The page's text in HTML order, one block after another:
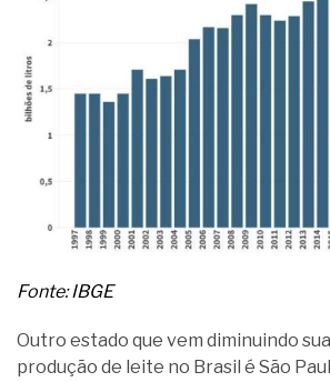
Fonte: IBGE
Outro estado que vem diminuindo
produção de leite no Brasil é São